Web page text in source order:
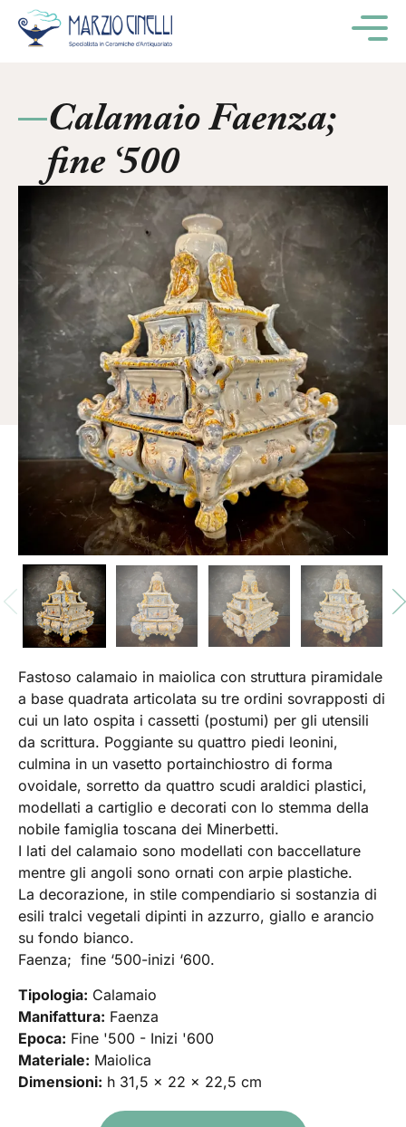
Calamaio Faenza;
fine ‘500
Fastoso calamaio in maiolica con struttura piramidale
a base quadrata articolata su tre ordini sovrapposti di
cui un lato ospita i cassetti (postumi) per gli utensili
da scrittura. Poggiante su quattro piedi leonini,
culmina in un vasetto portainchiostro di forma
ovoidale, sorretto da quattro scudi araldici plastici,
modellati a cartiglio e decorati con lo stemma della
nobile famiglia toscana dei Minerbetti.
I lati del calamaio sono modellati con baccellature
mentre gli angoli sono ornati con arpie plastiche.
La decorazione, in stile compendiario si sostanzia di
esili tralci vegetali dipinti in azzurro, giallo e arancio
su fondo bianco.
Faenza; fine ‘500-inizi ‘600.
Tipologia: Calamaio
Manifattura: Faenza
Epoca: Fine '500 - Inizi '600
Materiale: Maiolica
Dimensioni: h 31,5 x 22 x 22,5 cm